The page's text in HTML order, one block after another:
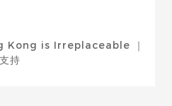
Kong is Irreplaceable ｜
持